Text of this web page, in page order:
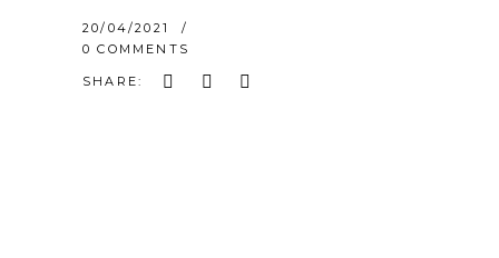
20/04/2021
0 COMMENTS
SHARE: